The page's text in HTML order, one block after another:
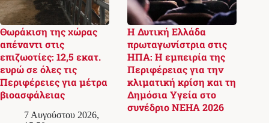
Θωράκιση της χώρας
απέναντι στις
επιζωοτίες: 12,5 εκατ.
ευρώ σε όλες τις
Περιφέρειες για μέτρα
βιοασφάλειας
7 Αυγούστου 2026,
Η Δυτική Ελλάδα
πρωταγωνίστρια στις
ΗΠΑ: Η εμπειρία της
Περιφέρειας για την
κλιματική κρίση και τη
Δημόσια Υγεία στο
συνέδριο NEHA 2026